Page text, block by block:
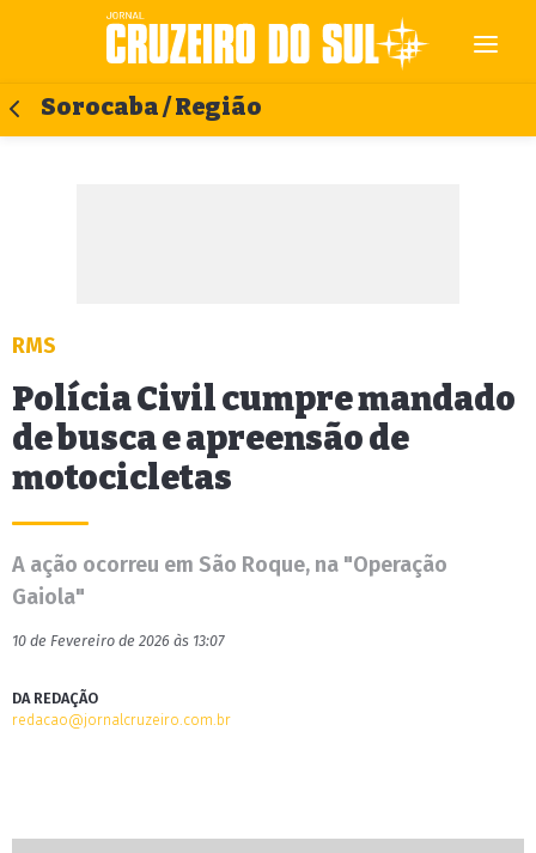
Sorocaba / Região
RMS
Polícia Civil cumpre mandado
de busca e apreensão de
motocicletas
A ação ocorreu em São Roque, na "Operação
Gaiola"
10 de Fevereiro de 2026 às 13:07
DA REDAÇÃO
redacao@jornalcruzeiro.com.br